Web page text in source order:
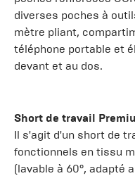
diverses poches à
mètre pliant,
téléphone portable et
devant et au dos.
Short de travail
Il s'agit d'un short de
fonctionnels en tissu
(lavable à 60°, adapté